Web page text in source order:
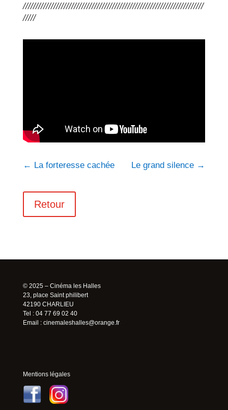
///////////////////////////////////////////////////////////////////////
/////
← La forteresse cachée Le grand silence →
Retour
© 2025 – Cinéma les Halles
23, place Saint philibert
42190 CHARLIEU
Tel : 04 77 69 02 40
Email : cinemaleshalles@orange.fr
Mentions légales